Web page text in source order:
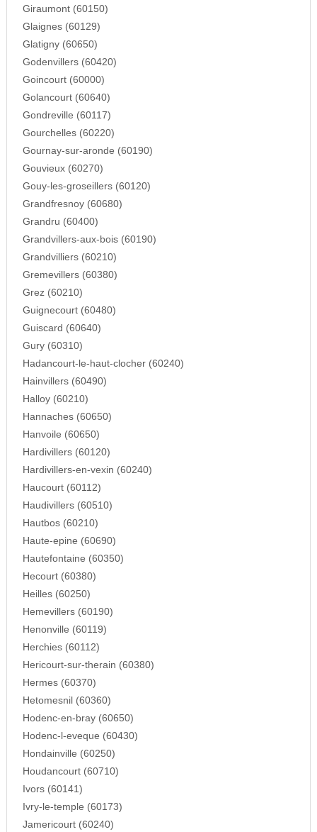
Giraumont (60150)
Glaignes (60129)
Glatigny (60650)
Godenvillers (60420)
Goincourt (60000)
Golancourt (60640)
Gondreville (60117)
Gourchelles (60220)
Gournay-sur-aronde (60190)
Gouvieux (60270)
Gouy-les-groseillers (60120)
Grandfresnoy (60680)
Grandru (60400)
Grandvillers-aux-bois (60190)
Grandvilliers (60210)
Gremevillers (60380)
Grez (60210)
Guignecourt (60480)
Guiscard (60640)
Gury (60310)
Hadancourt-le-haut-clocher (60240)
Hainvillers (60490)
Halloy (60210)
Hannaches (60650)
Hanvoile (60650)
Hardivillers (60120)
Hardivillers-en-vexin (60240)
Haucourt (60112)
Haudivillers (60510)
Hautbos (60210)
Haute-epine (60690)
Hautefontaine (60350)
Hecourt (60380)
Heilles (60250)
Hemevillers (60190)
Henonville (60119)
Herchies (60112)
Hericourt-sur-therain (60380)
Hermes (60370)
Hetomesnil (60360)
Hodenc-en-bray (60650)
Hodenc-l-eveque (60430)
Hondainville (60250)
Houdancourt (60710)
Ivors (60141)
Ivry-le-temple (60173)
Jamericourt (60240)